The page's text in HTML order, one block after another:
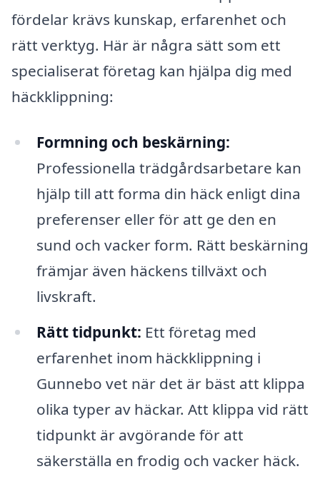
fördelar krävs kunskap, erfarenhet och
rätt verktyg. Här är några sätt som ett
specialiserat företag kan hjälpa dig med
häckklippning:
Formning och beskärning:
Professionella trädgårdsarbetare kan
hjälp till att forma din häck enligt dina
preferenser eller för att ge den en
sund och vacker form. Rätt beskärning
främjar även häckens tillväxt och
livskraft.
Rätt tidpunkt: Ett företag med
erfarenhet inom häckklippning i
Gunnebo vet när det är bäst att klippa
olika typer av häckar. Att klippa vid rätt
tidpunkt är avgörande för att
säkerställa en frodig och vacker häck.